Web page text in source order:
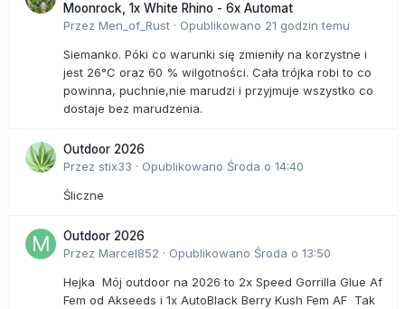
Moonrock, 1x White Rhino - 6x Automat
Przez Men_of_Rust · Opublikowano 21 godzin temu
Siemanko. Póki co warunki się zmieniły na korzystne i
jest 26°C oraz 60 % wilgotności. Cała trójka robi to co
powinna, puchnie,nie marudzi i przyjmuje wszystko co
dostaje bez marudzenia.
Outdoor 2026
Przez stix33 · Opublikowano Środa o 14:40
Śliczne
Outdoor 2026
Przez Marcel852 · Opublikowano Środa o 13:50
Hejka Mój outdoor na 2026 to 2x Speed Gorrilla Glue Af
Fem od Akseeds i 1x AutoBlack Berry Kush Fem AF Tak